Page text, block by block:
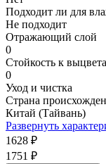
Подходит ли для
Не подходит
Отражающий слой
0
Стойкость к
0
Уход и чистка
Страна
Китай (Тайвань)
Развернуть
1628 ₽
1751 ₽